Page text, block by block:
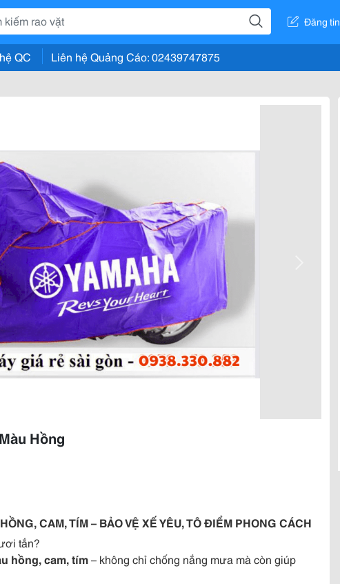
Đăng tin
QC Liên hệ Quảng Cáo: 02439747875
Hồng
CAM, TÍM – BẢO VỆ XẾ YÊU, TÔ ĐIỂM PHONG CÁCH
tắn?
hồng, cam, tím– không chỉ chống nắng mưa mà còn giúp